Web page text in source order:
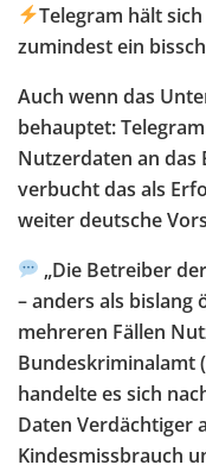
Telegram hält
zumindest ein
Auch wenn das
behauptet:
Nutzerdaten an das
verbucht das als
weiter deutsche
„Die Betreiber
– anders als bislang
mehreren Fällen
Bundeskriminalamt
handelte es sich
Daten Verdächtiger
Kindesmissbrauch